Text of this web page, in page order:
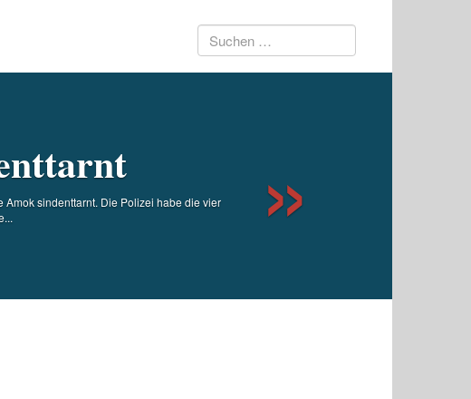
Suchen
sindenttarnt. Die Polizei habe die vier